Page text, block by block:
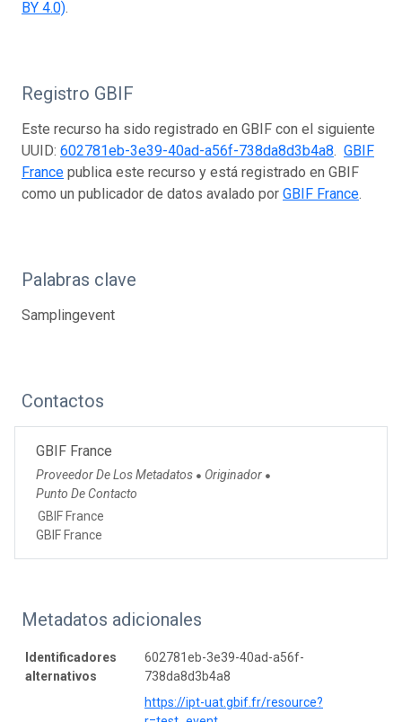
BY 4.0).
Registro GBIF
Este recurso ha sido registrado en GBIF con el siguiente
UUID: 602781eb-3e39-40ad-a56f-738da8d3b4a8. GBIF
France publica este recurso y está registrado en GBIF
como un publicador de datos avalado por GBIF France.
Palabras clave
Samplingevent
Contactos
GBIF France
Proveedor De Los Metadatos ● Originador ●
Punto De Contacto
GBIF France
GBIF France
Metadatos adicionales
Identificadores
alternativos
602781eb-3e39-40ad-a56f-
738da8d3b4a8
https://ipt-uat.gbif.fr/resource?